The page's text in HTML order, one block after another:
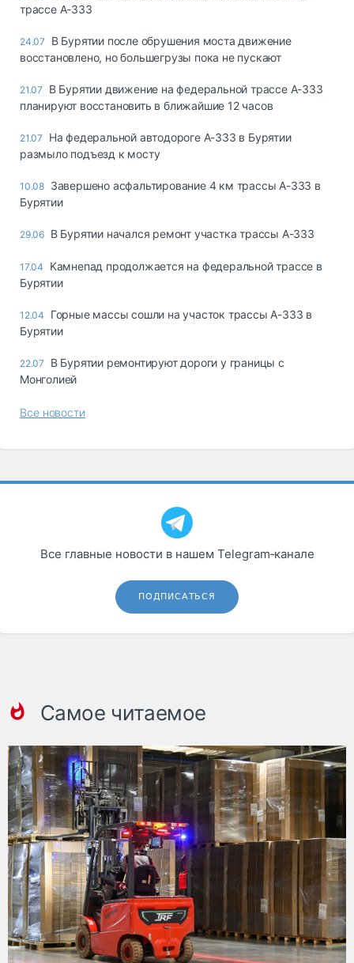
трассе А-333
24.07
В Бурятии после обрушения моста движение
восстановлено, но большегрузы пока не пускают
21.07
В Бурятии движение на федеральной трассе А-333
планируют восстановить в ближайшие 12 часов
21.07
На федеральной автодороге А-333 в Бурятии
размыло подъезд к мосту
10.08 Завершено асфальтирование 4 км трассы А-333 в
Бурятии
29.06 В Бурятии начался ремонт участка трассы А-333
17.04
Kaмнeпaд пpoдoлжaeтcя нa фeдepaльнoй тpacce в
Бypятии
12.04
Горные массы сошли на участок трассы А-333 в
Бурятии
22.07
В Бурятии ремонтируют дороги у границы с
Монголией
Все новости
Все главные новости в нашем Telegram‑канале
ПОДПИСАТЬСЯ
Самое читаемое